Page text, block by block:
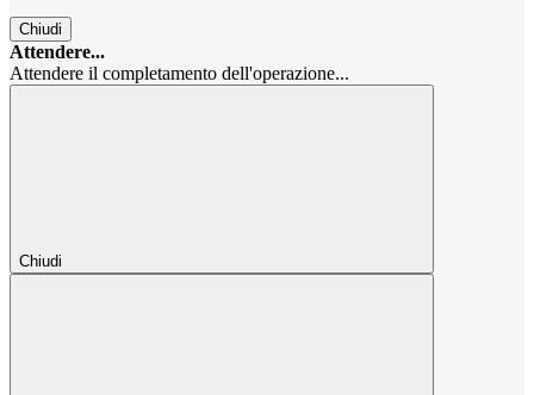
Chiudi
Attendere...
Attendere il completamento dell'operazione...
Chiudi